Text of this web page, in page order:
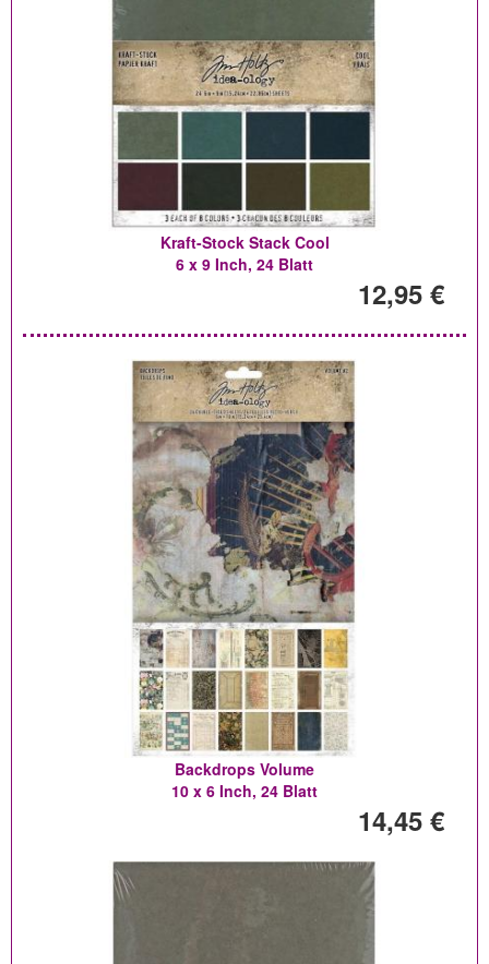
Kraft-Stock Stack Cool
6 x 9 Inch, 24 Blatt
12,95 €
Backdrops Volume
10 x 6 Inch, 24 Blatt
14,45 €